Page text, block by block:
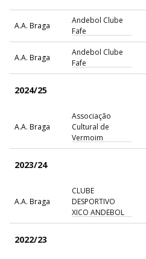
A.A. Braga
Andebol Clube
Fafe
A.A. Braga
Andebol Clube
Fafe
2024/25
A.A. Braga
Associação
Cultural de
Vermoim
2023/24
A.A. Braga
CLUBE
DESPORTIVO
XICO ANDEBOL
2022/23